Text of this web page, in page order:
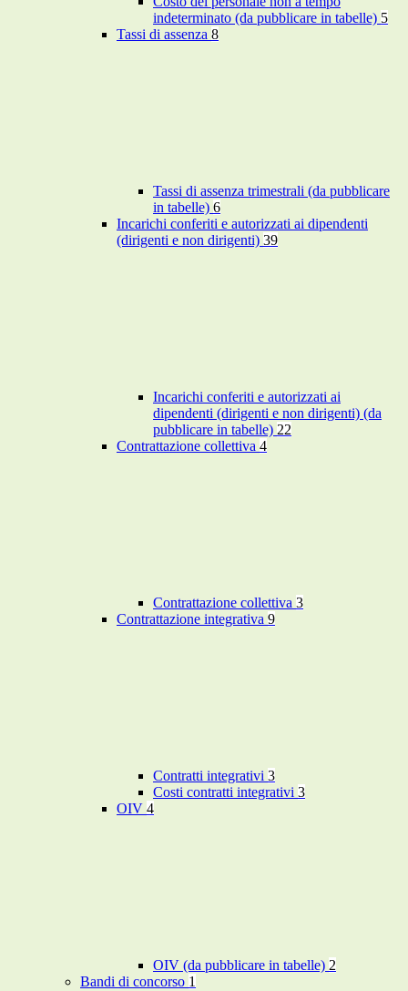
indeterminato (da pubblicare in tabelle) 5
Tassi di assenza 8
Tassi di assenza trimestrali (da pubblicare
in tabelle) 6
Incarichi conferiti e autorizzati ai dipendenti
(dirigenti e non dirigenti) 39
Incarichi conferiti e autorizzati ai
dipendenti (dirigenti e non dirigenti) (da
pubblicare in tabelle) 22
Contrattazione collettiva 4
Contrattazione collettiva 3
Contrattazione integrativa 9
Contratti integrativi 3
Costi contratti integrativi 3
OIV 4
OIV (da pubblicare in tabelle) 2
Bandi di concorso 1